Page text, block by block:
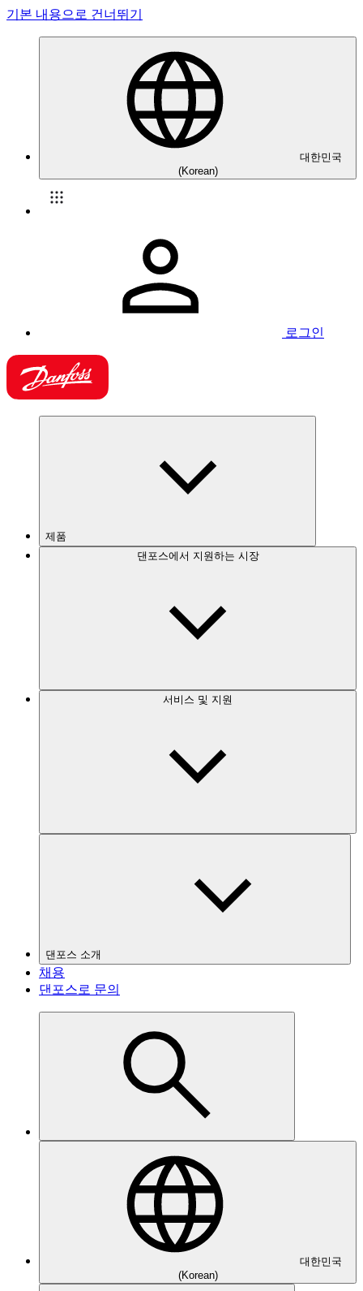
기본 내용으로 건너뛰기
대한민국
(Korean)
로그인
제품
댄포스에서 지원하는 시장
서비스 및 지원
댄포스 소개
채용
댄포스로 문의
대한민국
(Korean)